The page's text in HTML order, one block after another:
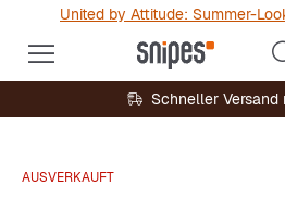
United by Attitude: Summer-
Schneller Versand
AUSVERKAUFT